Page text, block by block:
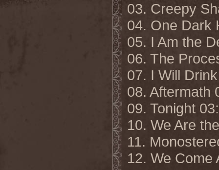
03. Creepy
04. One Dark
05. I Am the
06. The
07. I Will
08. Aftermath
09. Tonight
10. We Are
11.
12. We Come